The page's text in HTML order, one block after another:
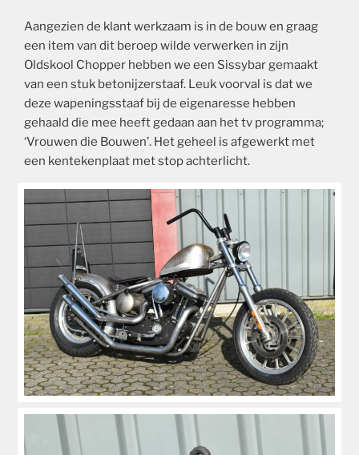
Aangezien de klant werkzaam is in de bouw en graag
een item van dit beroep wilde verwerken in zijn
Oldskool Chopper hebben we een Sissybar gemaakt
van een stuk betonijzerstaaf. Leuk voorval is dat we
deze wapeningsstaaf bij de eigenaresse hebben
gehaald die mee heeft gedaan aan het tv programma;
‘Vrouwen die Bouwen’. Het geheel is afgewerkt met
een kentekenplaat met stop achterlicht.